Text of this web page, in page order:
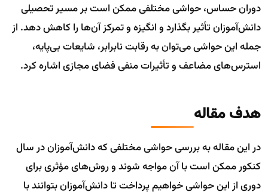
دوران حساس، حواشی مختلفی ممکن است بر مسیر تحصیلی
دانش‌آموزان تأثیر بگذارد و انگیزه و تمرکز آن‌ها را کاهش دهد. از
جمله این حواشی می‌توان به رقابت نابرابر، شایعات بی‌پایه،
استرس‌های مضاعف و تأثیرات منفی فضای مجازی اشاره کرد.
هدف مقاله
در این مقاله به بررسی حواشی مختلفی که دانش‌آموزان در سال
کنکور ممکن است با آن مواجه شوند و روش‌های مؤثری برای
دوری از این حواشی خواهیم پرداخت تا دانش‌آموزان بتوانند با